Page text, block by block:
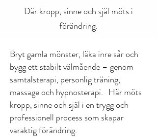
Där kropp, sinne och själ möts i
förändring.
Bryt gamla mönster, läka inre sår och
bygg ett stabilt välmående – genom
samtalsterapi, personlig träning,
massage och hypnosterapi. Här möts
kropp, sinne och själ i en trygg och
professionell process som skapar
varaktig förändring.